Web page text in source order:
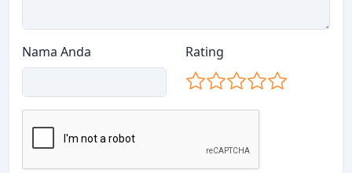
Nama Anda Rating